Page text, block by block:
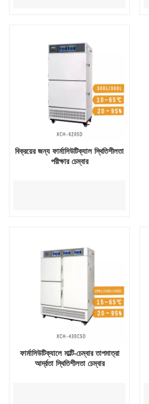
বিক্রয়ের জন্য ফার্মাসিউটিক্যাল স্থিতিশীলতা
পরীক্ষার চেম্বার
ফার্মাসিউটিক্যালে মাল্টি-চেম্বার তাপমাত্রা
আর্দ্রতা স্থিতিশীলতা চেম্বার